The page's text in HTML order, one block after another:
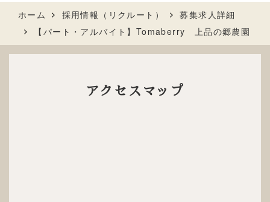
ホーム 採用情報（リクルート）
募集求人詳細
【パート・アルバイト】Tomaberry 上品の郷農園
アクセスマップ